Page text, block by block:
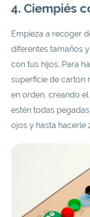
4. Ciempiés
Empieza a recoger
diferentes tamaños
con tus hijos. Para
superficie de cartón
en orden, creando
estén todas
ojos y hasta hacerle